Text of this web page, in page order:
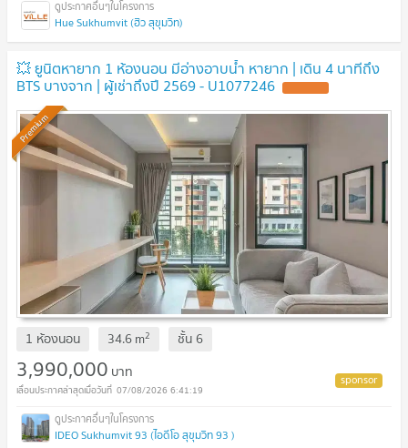
Hue Sukhumvit (ฮิว สุขุมวิท)
💥 ยูนิตหายาก 1 ห้องนอน มีอ่างอาบน้ำ หายาก | เดิน 4 นาทีถึง
BTS บางจาก | ผู้เช่าถึงปี 2569 - U1077246
Premium
1 ห้องนอน 34.6m2 ชั้น 6
3,990,000 บาท
07/08/2026 6:41:19
IDEO Sukhumvit 93 (ไอดีโอ สุขุมวิท 93 )